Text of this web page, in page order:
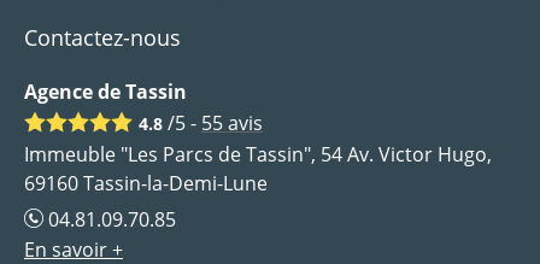
Contactez-nous
Agence de Tassin
4.8 /5 - 55avis
Immeuble "Les Parcs de Tassin", 54 Av. Victor Hugo,
69160 Tassin-la-Demi-Lune
04.81.09.70.85
En savoir +